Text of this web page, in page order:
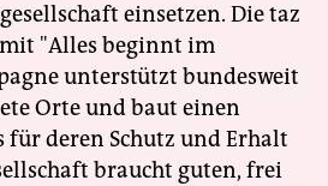
einsetzen. Die taz
"Alles beginnt im
unterstützt bundesweit
Orte und baut einen
für deren Schutz und Erhalt
braucht guten, frei